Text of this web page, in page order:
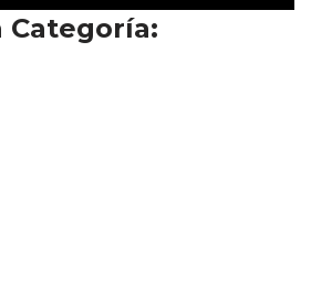
Categoría: